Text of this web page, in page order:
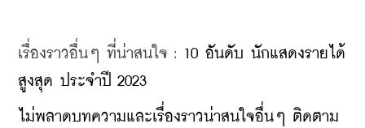
เรื่องราวอื่นๆ ที่น่าสนใจ : 10 อันดับ นักแสดงรายได้
สูงสุด ประจำปี 2023
ไม่พลาดบทความและเรื่องราวน่าสนใจอื่นๆ ติดตาม